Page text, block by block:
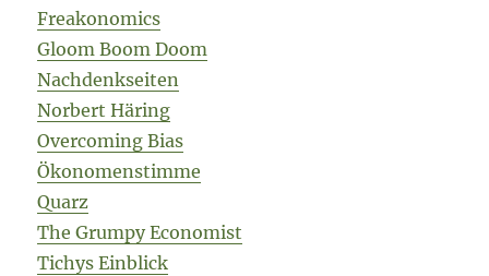
Freakonomics
Gloom Boom Doom
Nachdenkseiten
Norbert Häring
Overcoming Bias
Ökonomenstimme
Quarz
The Grumpy Economist
Tichys Einblick